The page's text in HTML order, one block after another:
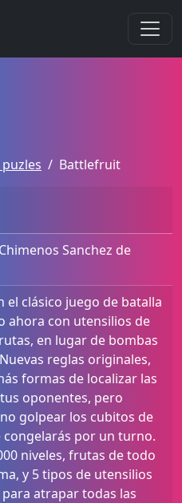
Battlefruit
Sanchez de
el clásico juego de batalla
ahora con utensilios de
en lugar de bombas
reglas originales,
formas de localizar las
oponentes, pero
golpear los cubitos de
congelarás por un turno.
niveles, frutas de todo
y 5 tipos de utensilios
atrapar todas las